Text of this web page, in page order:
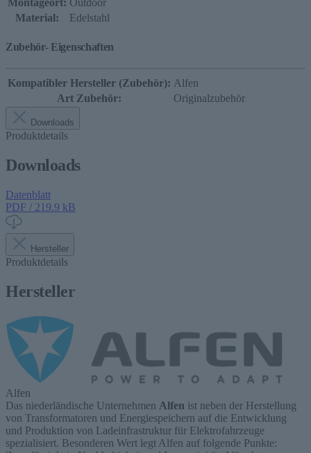
Material:
Edelstahl
Zubehör- Eigenschaften
Kompatibler Hersteller (Zubehör): Alfen
Art Zubehör:
Originalzubehör
Downloads
Produktdetails
Downloads
Datenblatt
PDF / 219.9 kB
Hersteller
Produktdetails
Hersteller
Alfen
Das niederländische Unternehmen Alfen ist neben der Herstellung
von Transformatoren und Energiespeichern auf die Entwicklung
und Produktion von Ladeinfrastruktur für Elektrofahrzeuge
spezialisiert. Besonderen Wert legt Alfen auf folgende Punkte: